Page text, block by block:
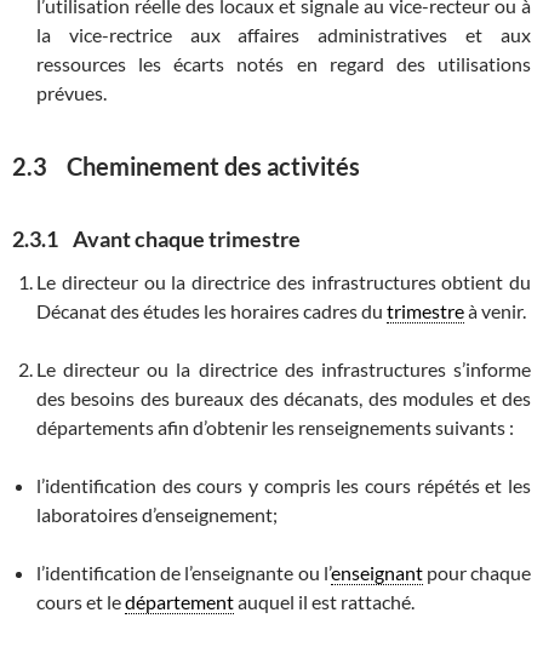
l’utilisation réelle des locaux et signale au vice-recteur ou à
la vice-rectrice aux affaires administratives et aux
ressources les écarts notés en regard des utilisations
prévues.
2.3 Cheminement des activités
2.3.1 Avant chaque trimestre
Le directeur ou la directrice des infrastructures obtient du
Décanat des études les horaires cadres du trimestreà venir.
Le directeur ou la directrice des infrastructures s’informe
des besoins des bureaux des décanats, des modules et des
départements afin d’obtenir les renseignements suivants :
l’identification des cours y compris les cours répétés et les
laboratoires d’enseignement;
l’identification de l’enseignante ou l’enseignantpour chaque
cours et ledépartementauquel il est rattaché.